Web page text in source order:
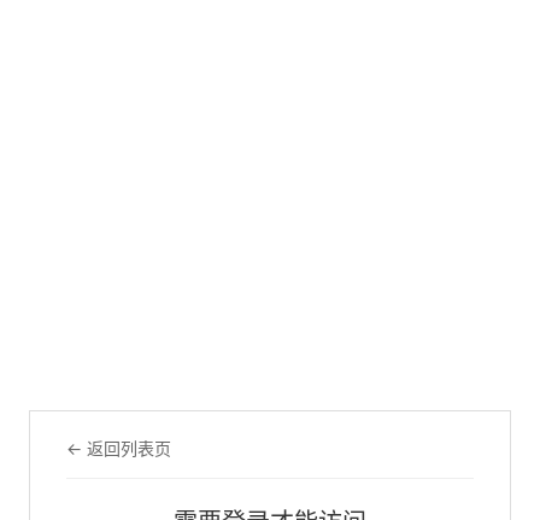
← 返回列表页